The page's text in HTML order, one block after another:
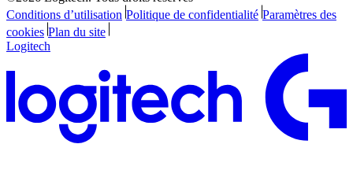
Conditions d’utilisation Politique de confidentialité Paramètres des
cookies Plan du site
Logitech